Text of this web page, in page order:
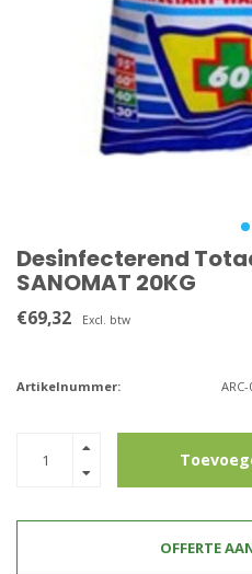
Desinfecterend
SANOMAT 20KG
€69,32 Excl. btw
Artikelnummer:
OFFERTE